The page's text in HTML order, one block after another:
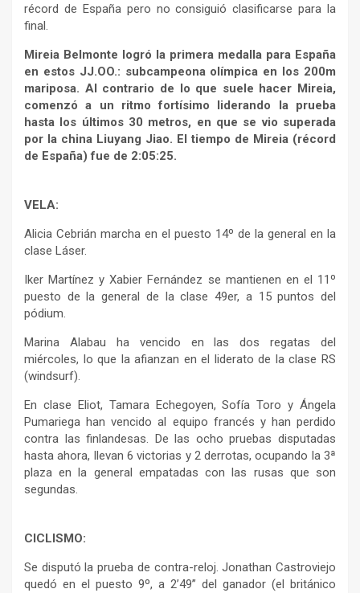
récord de España pero no consiguió clasificarse para la
final.
Mireia Belmonte logró la primera medalla para España
en estos JJ.OO.: subcampeona olímpica en los 200m
mariposa. Al contrario de lo que suele hacer Mireia,
comenzó a un ritmo fortísimo liderando la prueba
hasta los últimos 30 metros, en que se vio superada
por la china Liuyang Jiao. El tiempo de Mireia (récord
de España) fue de 2:05:25.
VELA:
Alicia Cebrián marcha en el puesto 14º de la general en la
clase Láser.
Iker Martínez y Xabier Fernández se mantienen en el 11º
puesto de la general de la clase 49er, a 15 puntos del
pódium.
Marina Alabau ha vencido en las dos regatas del
miércoles, lo que la afianzan en el liderato de la clase RS
(windsurf).
En clase Eliot, Tamara Echegoyen, Sofía Toro y Ángela
Pumariega han vencido al equipo francés y han perdido
contra las finlandesas. De las ocho pruebas disputadas
hasta ahora, llevan 6 victorias y 2 derrotas, ocupando la 3ª
plaza en la general empatadas con las rusas que son
segundas.
CICLISMO:
Se disputó la prueba de contra-reloj. Jonathan Castroviejo
quedó en el puesto 9º, a 2’49’’ del ganador (el británico